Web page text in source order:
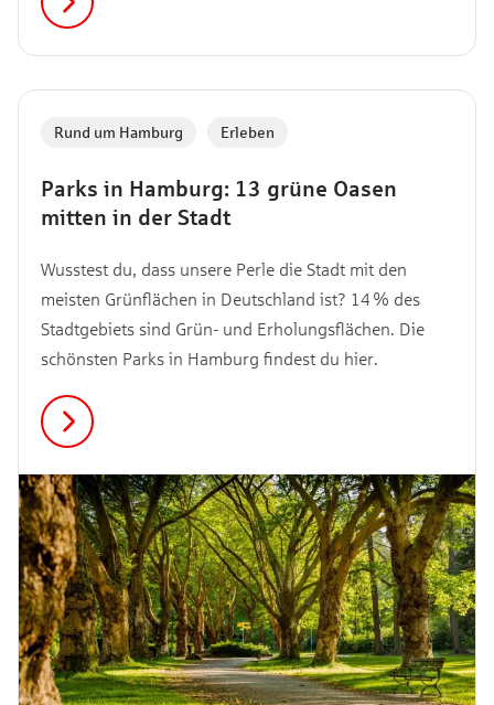
Parks in Hamburg: 13 grüne Oasen
mitten in der Stadt
Rund um Hamburg Erleben
Wusstest du, dass unsere Perle die Stadt mit den
meisten Grünflächen in Deutschland ist? 14 % des
Stadtgebiets sind Grün- und Erholungsflächen. Die
schönsten Parks in Hamburg findest du hier.